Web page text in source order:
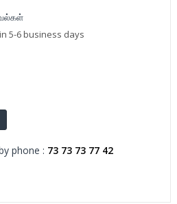
5-6 business days
phone : 73 73 73 77 42